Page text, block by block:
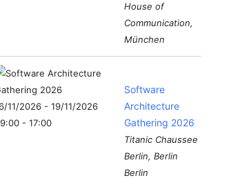
House of
Communication,
München
11/2026 - 19/11/2026
- 17:00
Software
Architecture
Gathering 2026
Titanic Chaussee
Berlin, Berlin
Berlin